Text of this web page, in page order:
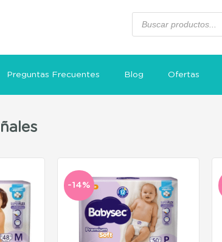
Preguntas Frecuentes Blog Ofertas
-14%